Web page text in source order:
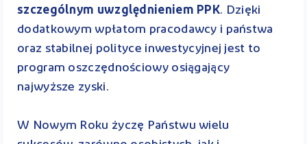
szczególnym uwzględnieniem PPK. Dzięki
dodatkowym wpłatom pracodawcy i państwa
oraz stabilnej polityce inwestycyjnej jest to
program oszczędnościowy osiągający
najwyższe zyski.
W Nowym Roku życzę Państwu wielu